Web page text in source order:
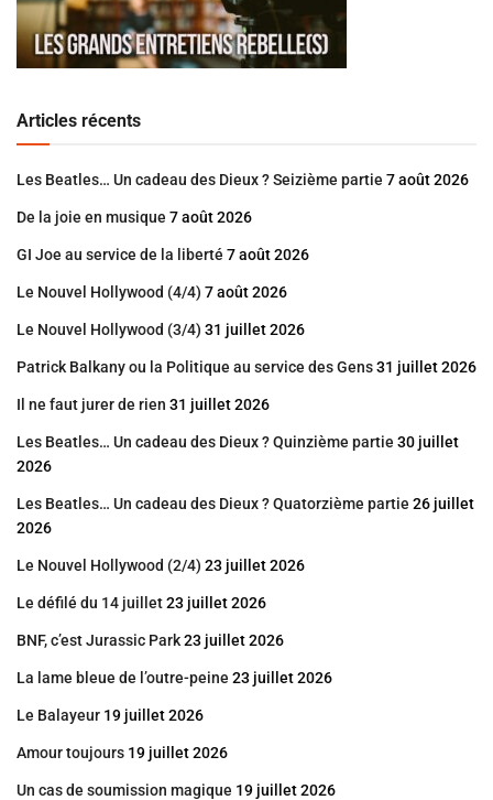
Articles récents
Les Beatles… Un cadeau des Dieux ? Seizième partie 7 août 2026
De la joie en musique 7 août 2026
GI Joe au service de la liberté 7 août 2026
Le Nouvel Hollywood (4/4) 7 août 2026
Le Nouvel Hollywood (3/4) 31 juillet 2026
Patrick Balkany ou la Politique au service des Gens31 juillet 2026
Il ne faut jurer de rien 31 juillet 2026
Les Beatles… Un cadeau des Dieux ? Quinzième partie 30 juillet
2026
Les Beatles… Un cadeau des Dieux ? Quatorzième partie 26 juillet
2026
Le Nouvel Hollywood (2/4) 23 juillet 2026
Le défilé du 14 juillet23 juillet 2026
BNF, c’est Jurassic Park23 juillet 2026
La lame bleue de l’outre-peine 23 juillet 2026
Le Balayeur 19 juillet 2026
Amour toujours 19 juillet 2026
Un cas de soumission magique 19 juillet 2026